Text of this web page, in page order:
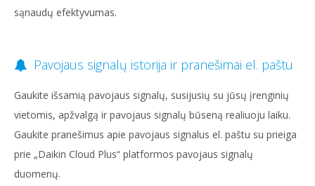
sąnaudų efektyvumas.
Pavojaus signalų istorija ir pranešimai el. paštu
Gaukite išsamią pavojaus signalų, susijusių su jūsų įrenginių
vietomis, apžvalgą ir pavojaus signalų būseną realiuoju laiku.
Gaukite pranešimus apie pavojaus signalus el. paštu su prieiga
prie „Daikin Cloud Plus“ platformos pavojaus signalų
duomenų.